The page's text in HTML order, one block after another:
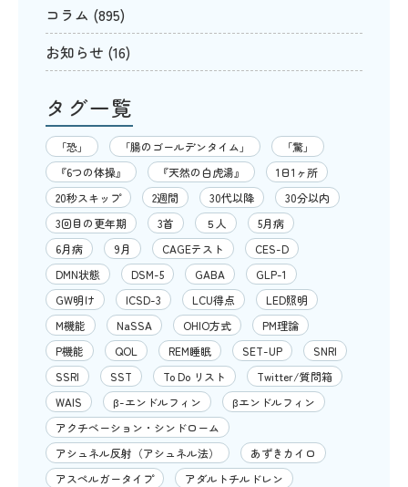
コラム (895)
お知らせ (16)
タグ一覧
「恐」 「腸のゴールデンタイム」
「驚」
『6つの体操』
『天然の白虎湯』
1日1ヶ所
20秒スキップ
2週間 30代以降
30分以内
3回目の更年期
3首 ５人
5月病
6月病
9月 CAGEテスト
CES-D
DMN状態
DSM-5 GABA
GLP-1
GW明け
ICSD-3 LCU得点
LED照明
M機能
NaSSA OHIO方式
PM理論
P機能
QOL REM睡眠 SET-UP
SNRI
SSRI
SST To Do リスト
Twitter/質問箱
WAIS
β-エンドルフィン
βエンドルフィン
アクチベーション・シンドローム
アシュネル反射（アシュネル法）
あずきカイロ
アスペルガータイプ
アダルトチルドレン